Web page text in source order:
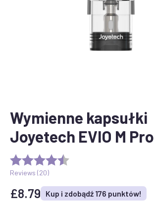
Wymienne kapsułki
Joyetech EVIO M Pro
Reviews (20)
£8.79 Kup i zdobądź 176 punktów!